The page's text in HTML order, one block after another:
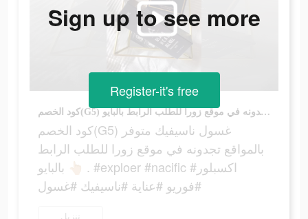
كود الخصم(G5) غسول ناسيفيك متوفر بالمواقع تجدونه في موقع زورا للطلب الرابط بالبايو 👆🏼 . #exploer #nacific #اكسبلور #فوريو #عناية #ناسيفيك #غسول
كود الخصم(G5) غسول ناسيفيك متوفر
بالمواقع تجدونه في موقع زورا للطلب الرابط
بالبايو 👆🏼 . #exploer #nacific #اكسبلور
#فوريو #عناية #ناسيفيك #غسول
تنزيل
Sign up to see more
Register-it's free